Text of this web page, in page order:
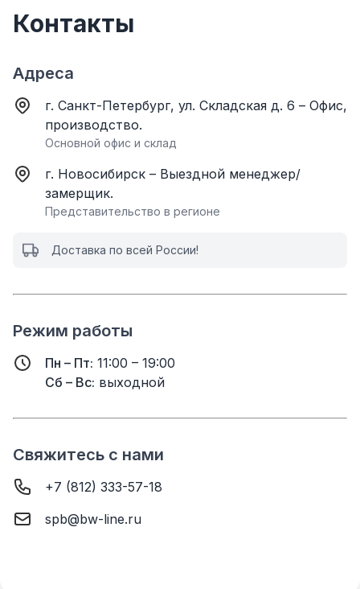
Контакты
Адреса
г. Санкт-Петербург, ул. Складская д. 6 – Офис,
производство.
Основной офис и склад
г. Новосибирск – Выездной менеджер/
замерщик.
Представительство в регионе
Доставка по всей России!
Режим работы
Пн – Пт: 11:00 – 19:00
Сб – Вс: выходной
Свяжитесь с нами
+7 (812) 333-57-18
spb@bw-line.ru